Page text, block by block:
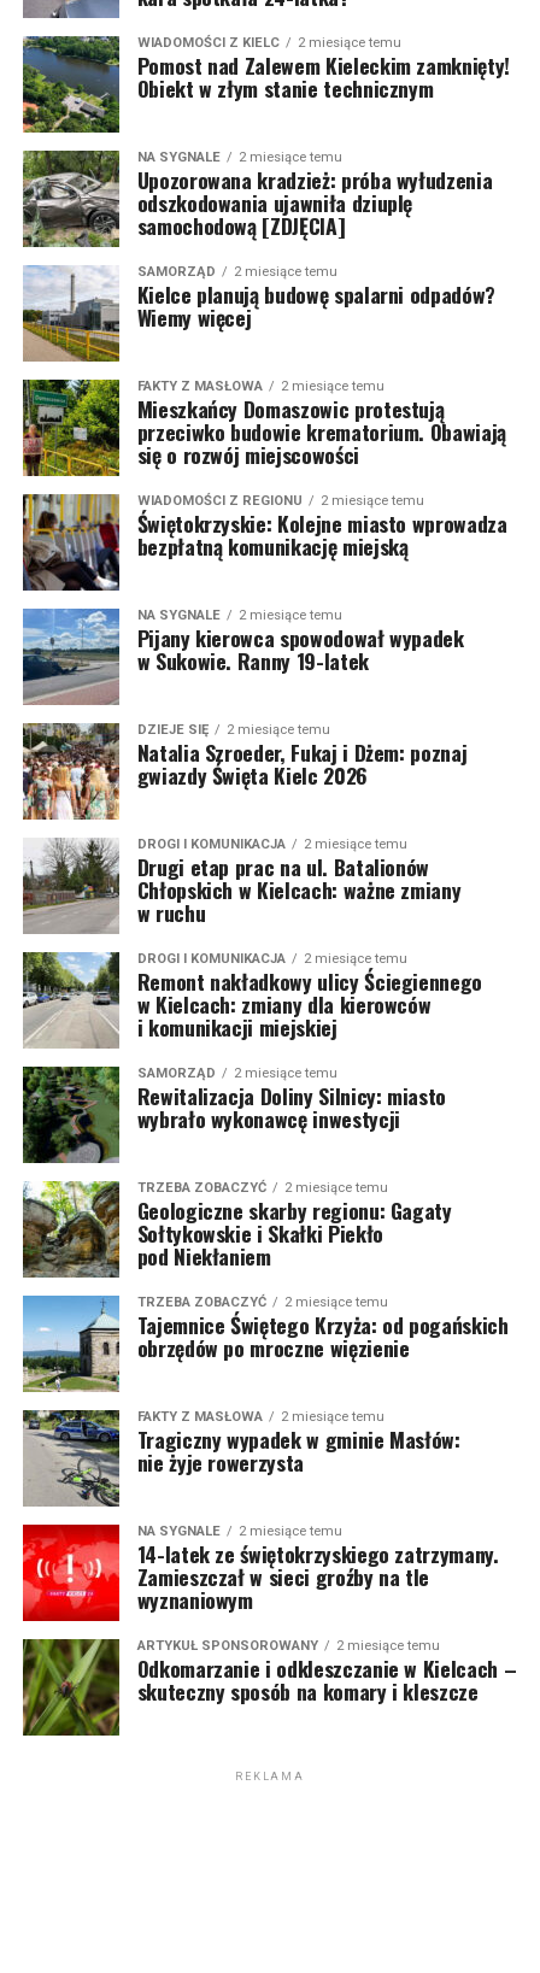
WIADOMOŚCI Z KIELC 2 miesiące temu
Pomost nad Zalewem Kieleckim zamknięty!
Obiekt w złym stanie technicznym
NA SYGNALE 2 miesiące temu
Upozorowana kradzież: próba wyłudzenia
odszkodowania ujawniła dziuplę
samochodową [ZDJĘCIA]
SAMORZĄD 2 miesiące temu
Kielce planują budowę spalarni odpadów?
Wiemy więcej
FAKTY Z MASŁOWA 2 miesiące temu
Mieszkańcy Domaszowic protestują
przeciwko budowie krematorium. Obawiają
się o rozwój miejscowości
WIADOMOŚCI Z REGIONU 2 miesiące temu
Świętokrzyskie: Kolejne miasto wprowadza
bezpłatną komunikację miejską
NA SYGNALE 2 miesiące temu
Pijany kierowca spowodował wypadek
w Sukowie. Ranny 19-latek
DZIEJE SIĘ 2 miesiące temu
Natalia Szroeder, Fukaj i Dżem: poznaj
gwiazdy Święta Kielc 2026
DROGI I KOMUNIKACJA 2 miesiące temu
Drugi etap prac na ul. Batalionów
Chłopskich w Kielcach: ważne zmiany
w ruchu
DROGI I KOMUNIKACJA 2 miesiące temu
Remont nakładkowy ulicy Ściegiennego
w Kielcach: zmiany dla kierowców
i komunikacji miejskiej
SAMORZĄD 2 miesiące temu
Rewitalizacja Doliny Silnicy: miasto
wybrało wykonawcę inwestycji
TRZEBA ZOBACZYĆ 2 miesiące temu
Geologiczne skarby regionu: Gagaty
Sołtykowskie i Skałki Piekło
pod Niekłaniem
TRZEBA ZOBACZYĆ 2 miesiące temu
Tajemnice Świętego Krzyża: od pogańskich
obrzędów po mroczne więzienie
FAKTY Z MASŁOWA 2 miesiące temu
Tragiczny wypadek w gminie Masłów:
nie żyje rowerzysta
NA SYGNALE 2 miesiące temu
14-latek ze świętokrzyskiego zatrzymany.
Zamieszczał w sieci groźby na tle
wyznaniowym
ARTYKUŁ SPONSOROWANY 2 miesiące temu
Odkomarzanie i odkleszczanie w Kielcach –
skuteczny sposób na komary i kleszcze
REKLAMA